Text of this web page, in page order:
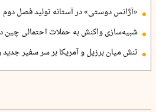
«آژانس دوستی» در آستانه تولید فصل دوم
شبیه‌سازی واکنش به حملات احتمالی چین
تنش میان برزیل و آمریکا بر سر سفیر